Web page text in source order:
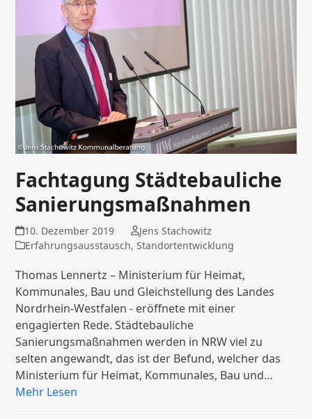
Fachtagung Städtebauliche
Sanierungsmaßnahmen
10. Dezember 2019
Jens Stachowitz
Erfahrungsausstausch,Standortentwicklung
Thomas Lennertz – Ministerium für Heimat,
Kommunales, Bau und Gleichstellung des Landes
Nordrhein-Westfalen - eröffnete mit einer
engagierten Rede. Städtebauliche
Sanierungsmaßnahmen werden in NRW viel zu
selten angewandt, das ist der Befund, welcher das
Ministerium für Heimat, Kommunales, Bau und…
Mehr Lesen